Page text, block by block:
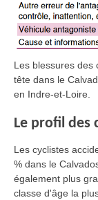
Les blessures des
tête dans le
en Indre-et-Loire.
Le profil des
Les cyclistes
% dans le
également plus
classe d'âge la